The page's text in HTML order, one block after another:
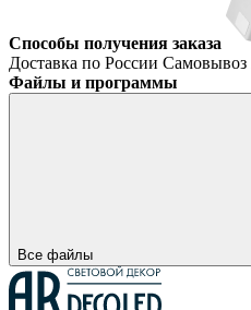
Способы получения заказа
Доставка по России Самовывоз
Файлы и программы
Все файлы